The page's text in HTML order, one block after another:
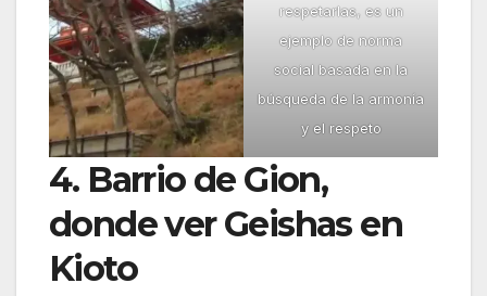
respetarlas, es un
ejemplo de norma
social basada en la
búsqueda de la armonía
y el respeto
4. Barrio de Gion,
donde ver Geishas en
Kioto